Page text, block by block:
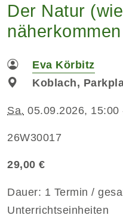
Der Natur
näherkommen
Eva Körbitz
Koblach,
Sa. 05.09.2026, 15:00
26W30017
29,00 €
Dauer: 1 Termin /
Unterrichtseinheiten